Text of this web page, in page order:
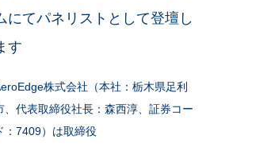
にてパネリストとして登壇し
す
株式会社（本社：栃木県足利
、代表取締役社長：森西淳、証券コー
：7409）は取締役